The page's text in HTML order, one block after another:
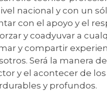
nacional y con un
con el apoyo y el
y coadyuvar a
y compartir
Será la manera
y el acontecer de
y profundos.